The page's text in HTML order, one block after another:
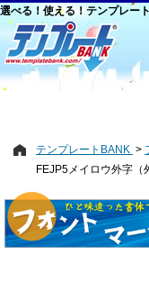
選べる！使える！テンプレー
テンプレートBANK
FEJP5メイロウ外字（